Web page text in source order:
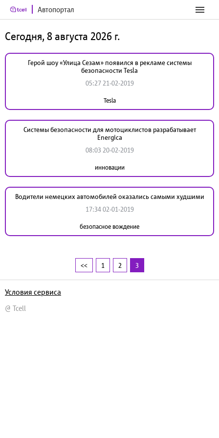
Автопортал
Сегодня, 8 августа 2026 г.
Герой шоу «Улица Сезам» появился в рекламе системы
безопасности Tesla
05:27 21-02-2019
Tesla
Системы безопасности для мотоциклистов разрабатывает
Energica
08:03 20-02-2019
инновации
Водители немецких автомобилей оказались самыми худшими
17:34 02-01-2019
безопасное вождение
<< 1 2 3
@ Tcell
Условия сервиса